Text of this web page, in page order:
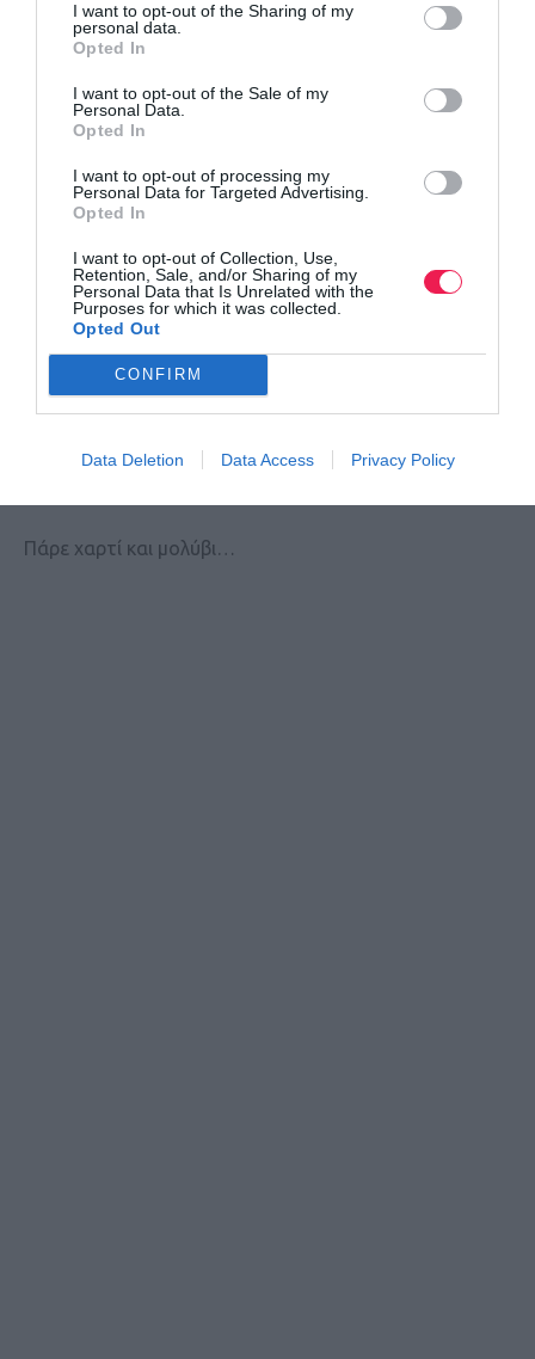
I want to opt-out of the Sharing of my
personal data.
Opted In
I want to opt-out of the Sale of my
Personal Data.
Opted In
I want to opt-out of processing my
Personal Data for Targeted Advertising.
Opted In
I want to opt-out of Collection, Use,
Retention, Sale, and/or Sharing of my
Personal Data that Is Unrelated with the
Purposes for which it was collected.
Opted Out
CONFIRM
Data Deletion Data Access Privacy Policy
ελληνική ο…
Δείτε όλες τις ελληνικές συμμετοχές
Πάρε χαρτί και μολύβι…